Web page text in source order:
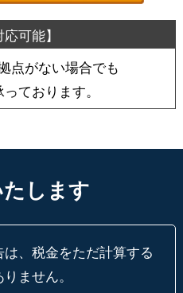
点がない場合でも
ております。
します
、税金をただ計算する
ません。